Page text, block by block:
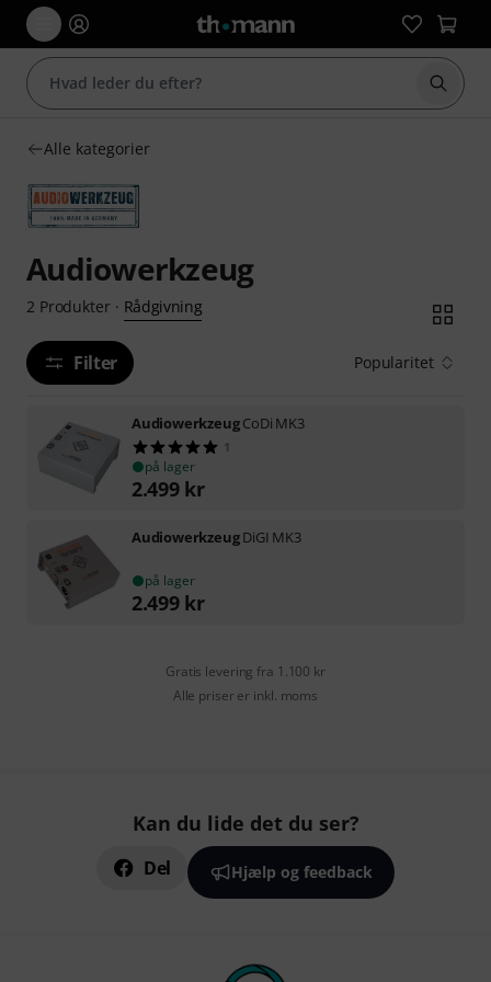
Start
Alle kategorier
Audiowerkzeug
2 Produkter· Rådgivning
Filter Popularitet
AudiowerkzeugCoDi MK3
1
på lager
2.499 kr
AudiowerkzeugDiGI MK3
på lager
2.499 kr
Gratis levering fra 1.100 kr
Alle priser er inkl. moms
Kan du lide det du ser?
Del Hjælp og feedback